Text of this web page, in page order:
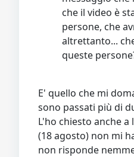
che il video è
persone, che
altrettanto...
queste
E' quello che mi
sono passati più di
L'ho chiesto anche a
(18 agosto) non mi
non risponde